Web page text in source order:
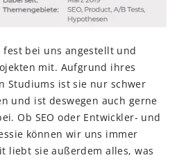
fest bei uns angestellt und
mit. Aufgrund ihres
Studiums ist sie nur schwer
und ist deswegen auch gerne
Ob SEO oder Entwickler- und
können wir uns immer
liebt sie außerdem alles, was